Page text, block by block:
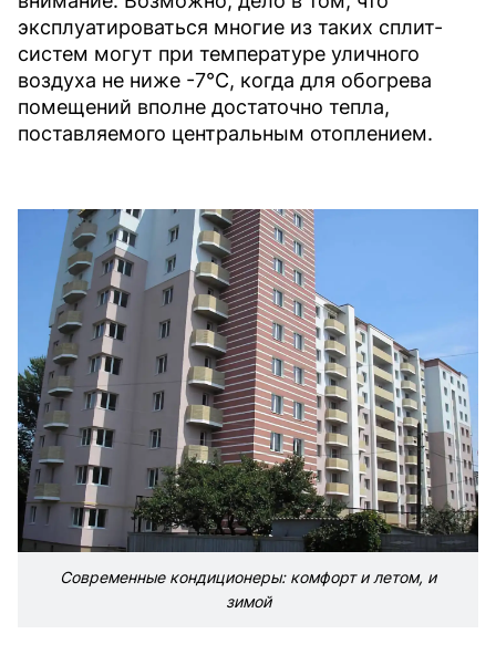
эксплуатироваться многие из таких сплит-
систем могут при температуре уличного
воздуха не ниже -7°C, когда для обогрева
помещений вполне достаточно тепла,
поставляемого центральным отоплением.
Современные кондиционеры: комфорт и летом, и
зимой